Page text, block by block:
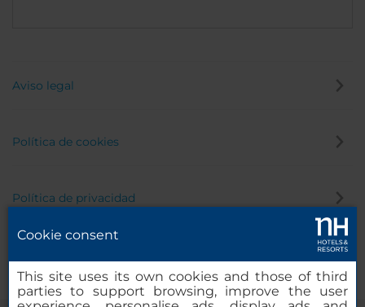
Aviso legal
Política de cookies
Política de privacidad
Cookie consent
This site uses its own cookies and those of third
parties to support browsing, improve the user